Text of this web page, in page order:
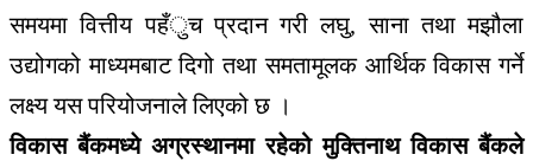
समयमा वित्तीय पहँुच प्रदान गरी लघु, साना तथा मझौला
उद्योगको माध्यमबाट दिगो तथा समतामूलक आर्थिक विकास गर्ने
लक्ष्य यस परियोजनाले लिएको छ ।
विकास बैंकमध्ये अग्रस्थानमा रहेको मुक्तिनाथ विकास बैंकले